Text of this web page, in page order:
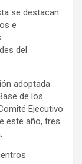
se destacan
e
del
adoptada
de los
Ejecutivo
este año, tres